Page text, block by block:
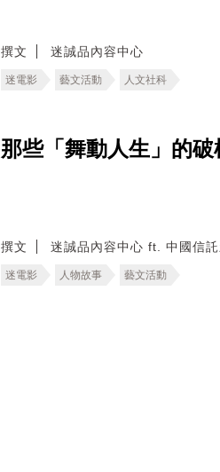
撰文 迷誠品內容中心
迷電影 藝文活動 人文社科
那些「舞動人生」的
撰文 迷誠品內容中心 ft. 中國信
迷電影 人物故事 藝文活動